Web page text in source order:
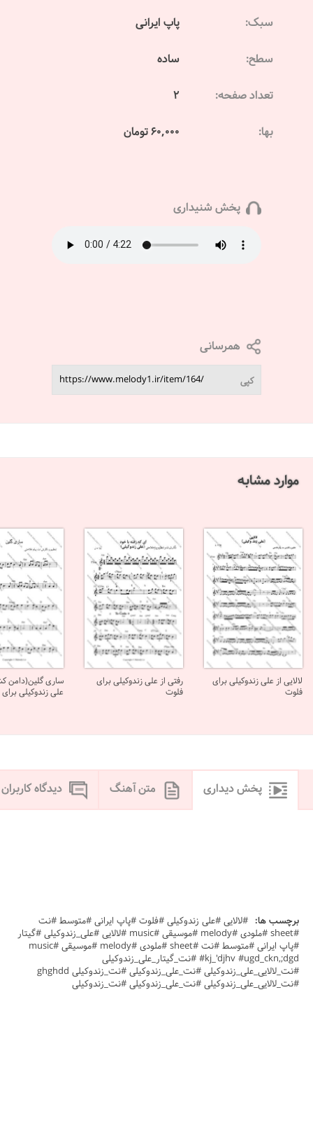
سبک: پاپ ایرانی
سطح: ساده
تعداد صفحه: 2
بها: 60,000 تومان
پخش شنیداری
همرسانی
کپی
موارد مشابه
لالایی از علی زندوکیلی برای
فلوت
رفتی از علی زندوکیلی برای
فلوت
ساری گلین(دامن
علی زندوکیلی
پخش دیداری متن آهنگ دیدگاه کاربران
برچسب ها: #لالایی #علی زندوکیلی #فلوت #پاپ ایرانی #متوسط #نت
#sheet #ملودی #melody #موسیقی #music #لالایی #علی_زندوکیلی #گیتار
#پاپ ایرانی #متوسط #نت #sheet #ملودی #melody #موسیقی #music
#kj_'djhv #ugd_ckn,;dgd #نت_گیتار_علی_زندوکیلی
#نت_لالایی_علی_زندوکیلی #نت_علی_زندوکیلی #نت_زندوکیلی ghghdd
#نت_لالایی_علی_زندوکیلی #نت_علی_زندوکیلی #نت_زندوکیلی